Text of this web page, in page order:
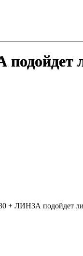
+ ЛИНЗА подойдет